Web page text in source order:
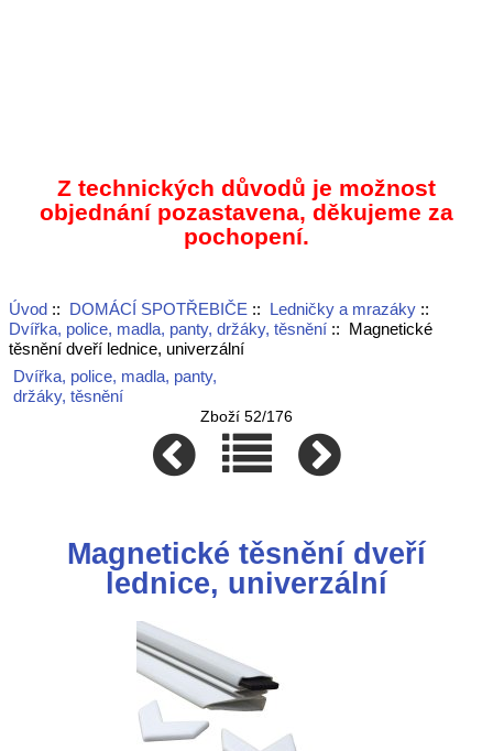
Z technických důvodů je možnost
objednání pozastavena, děkujeme za
pochopení.
Úvod:: DOMÁCÍ SPOTŘEBIČE :: Ledničky a mrazáky::
Dvířka, police, madla, panty, držáky, těsnění:: Magnetické
těsnění dveří lednice, univerzální
Dvířka, police, madla, panty,
držáky, těsnění
Zboží 52/176
Magnetické těsnění dveří
lednice, univerzální